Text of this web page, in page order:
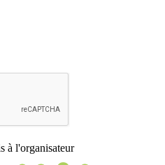
à l'organisateur